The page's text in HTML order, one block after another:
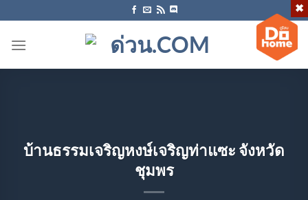
ไป
บ้านธรรมเจริญหงษ์เจริญท่าแซะ จังหวัด
ชุมพร